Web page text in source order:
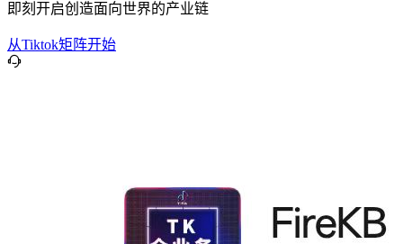
即刻开启创造面向世界的产业链
从Tiktok矩阵开始